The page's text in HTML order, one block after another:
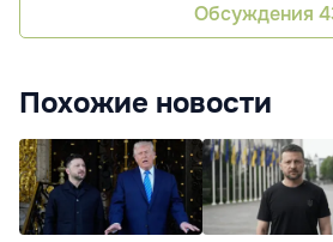
Обсуждения
Похожие новости